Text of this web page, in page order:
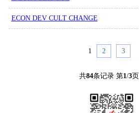
ECON DEV CULT CHANGE
1 2 3
共84条记录 第1/3页